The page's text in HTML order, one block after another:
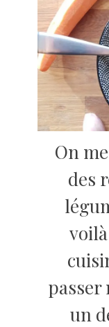
On
des
passer
un